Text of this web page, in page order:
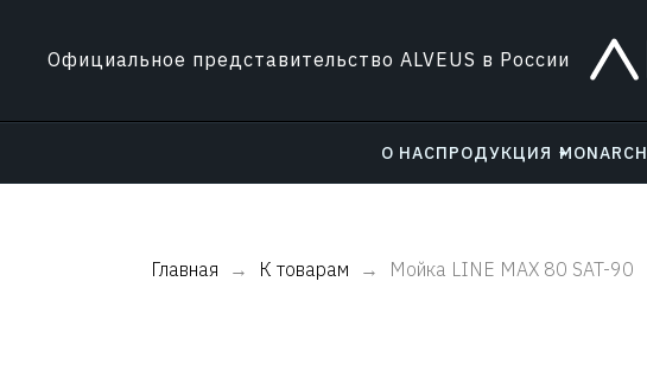
Официальное представительство ALVEUS в России
О НАСПРОДУКЦИЯ MONARCH
Главная К товарам Мойка LINE MAX 80 SAT-90